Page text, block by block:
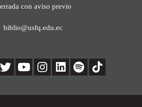
con aviso previo
biblio@usfq.edu.ec